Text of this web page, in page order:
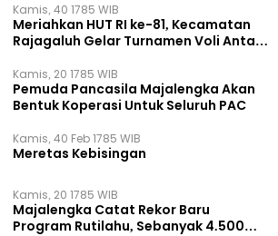
Kamis, 40 1785 WIB
Meriahkan HUT RI ke-81, Kecamatan
Rajagaluh Gelar Turnamen Voli Antar
Kamis, 20 1785 WIB
Pemuda Pancasila Majalengka Akan
Bentuk Koperasi Untuk Seluruh PAC
Kamis, 40 Feb 1785 WIB
Meretas Kebisingan
Kamis, 20 1785 WIB
Majalengka Catat Rekor Baru
Program Rutilahu, Sebanyak 4.500